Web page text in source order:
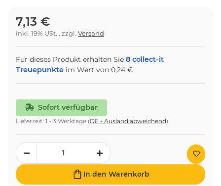
7,13 €
inkl. 19% USt. , zzgl. Versand
Für dieses Produkt erhalten Sie 8 collect-it
Treuepunkte im Wert von 0,24 €
Sofort verfügbar
Lieferzeit: 1 - 3 Werktage (DE - Ausland abweichend)
In den Warenkorb